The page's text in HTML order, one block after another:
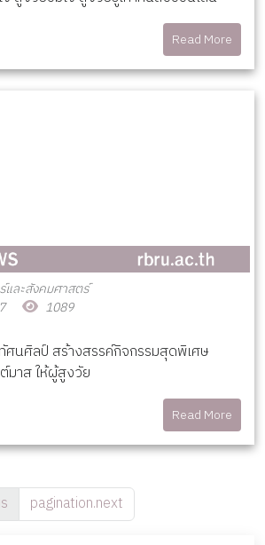
Read More
ละสังคมศาสตร์
1089
ศนศิลป์ สร้างสรรค์กิจกรรมสุดพิเศษ
มาส ให้ผู้สูงวัย
Read More
pagination.next